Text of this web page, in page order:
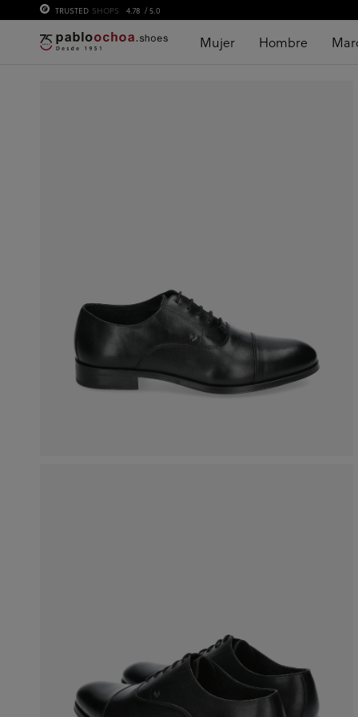
TRUSTED SHOPS 4.78 / 5.0
Mujer Hombre